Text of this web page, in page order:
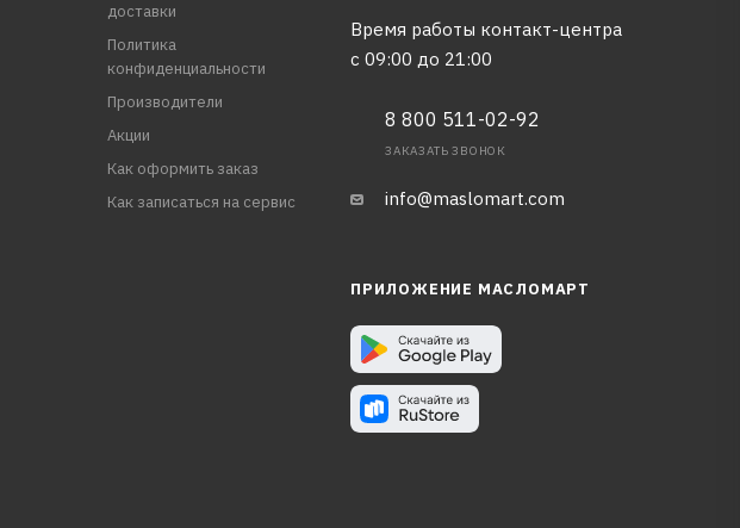
доставки
Политика
конфиденциальности
Производители
Акции
Как оформить заказ
Как записаться на сервис
Время работы контакт-центра
с 09:00 до 21:00
8 800 511-02-92
ЗАКАЗАТЬ ЗВОНОК
info@maslomart.com
ПРИЛОЖЕНИЕ МАСЛОМАРТ